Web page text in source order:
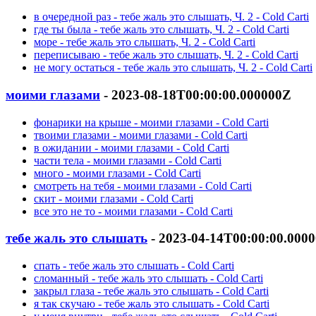
в очередной раз - тебе жаль это слышать, Ч. 2 - Cold Carti
где ты была - тебе жаль это слышать, Ч. 2 - Cold Carti
море - тебе жаль это слышать, Ч. 2 - Cold Carti
переписываю - тебе жаль это слышать, Ч. 2 - Cold Carti
не могу остаться - тебе жаль это слышать, Ч. 2 - Cold Carti
моими глазами - 2023-08-18T00:00:00.000000Z
фонарики на крыше - моими глазами - Cold Carti
твоими глазами - моими глазами - Cold Carti
в ожидании - моими глазами - Cold Carti
части тела - моими глазами - Cold Carti
много - моими глазами - Cold Carti
смотреть на тебя - моими глазами - Cold Carti
скит - моими глазами - Cold Carti
все это не то - моими глазами - Cold Carti
тебе жаль это слышать - 2023-04-
спать - тебе жаль это слышать - Cold Carti
сломанный - тебе жаль это слышать - Cold Carti
закрыл глаза - тебе жаль это слышать - Cold Carti
я так скучаю - тебе жаль это слышать - Cold Carti